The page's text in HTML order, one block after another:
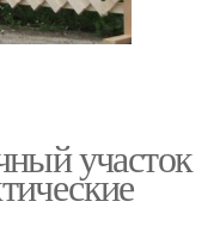
участок